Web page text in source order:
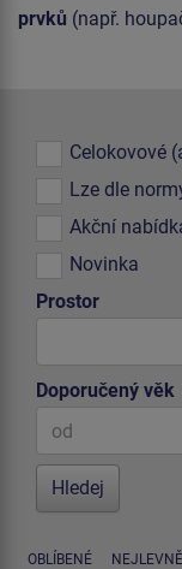
prvků (např.
Celokovové
Lze dle
Akční
Novinka
Prostor
Doporučený věk
OBLÍBENÉ